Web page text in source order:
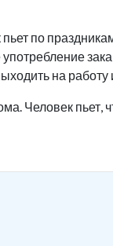
по
на работу
Человек пьет,